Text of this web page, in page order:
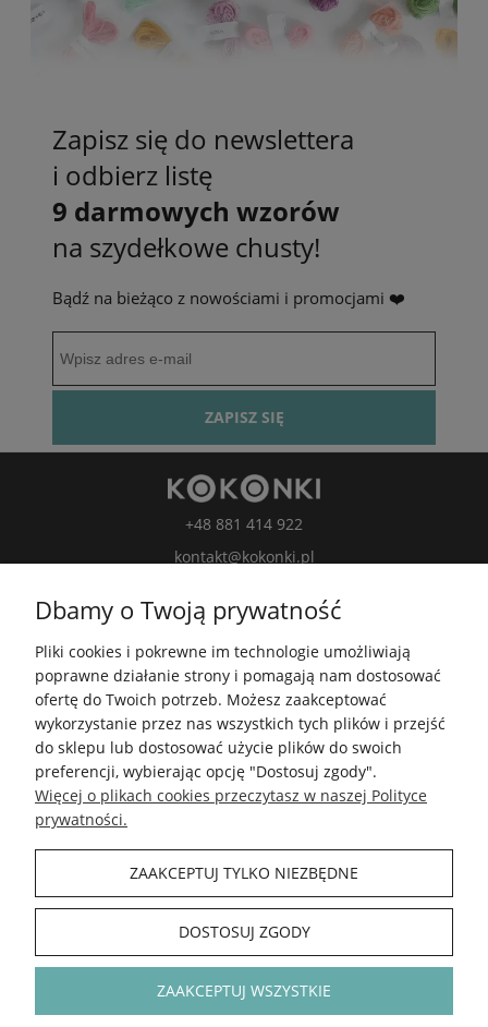
Zapisz się do newslettera
i odbierz listę
9 darmowych wzorów
na szydełkowe chusty!
Bądź na bieżąco z nowościami i promocjami ❤️
ZAPISZ SIĘ
+48 881 414 922
kontakt@kokonki.pl
kokonki.motki
Kokonki.motki
Grupa FB
5.0
Średnia ocena kokonki.pl
Na podstawie 148 241opiniiz całego okresu
INFORMACJE
POLECAMY
KOKONKI
Dbamy o Twoją prywatność
Pliki cookies i pokrewne im technologie umożliwiają
poprawne działanie strony i pomagają nam dostosować
ofertę do Twoich potrzeb. Możesz zaakceptować
wykorzystanie przez nas wszystkich tych plików i przejść
do sklepu lub dostosować użycie plików do swoich
preferencji, wybierając opcję "Dostosuj zgody".
Więcej o plikach cookies przeczytasz w naszej Polityce
prywatności.
ZAAKCEPTUJ TYLKO NIEZBĘDNE
DOSTOSUJ ZGODY
ZAAKCEPTUJ WSZYSTKIE